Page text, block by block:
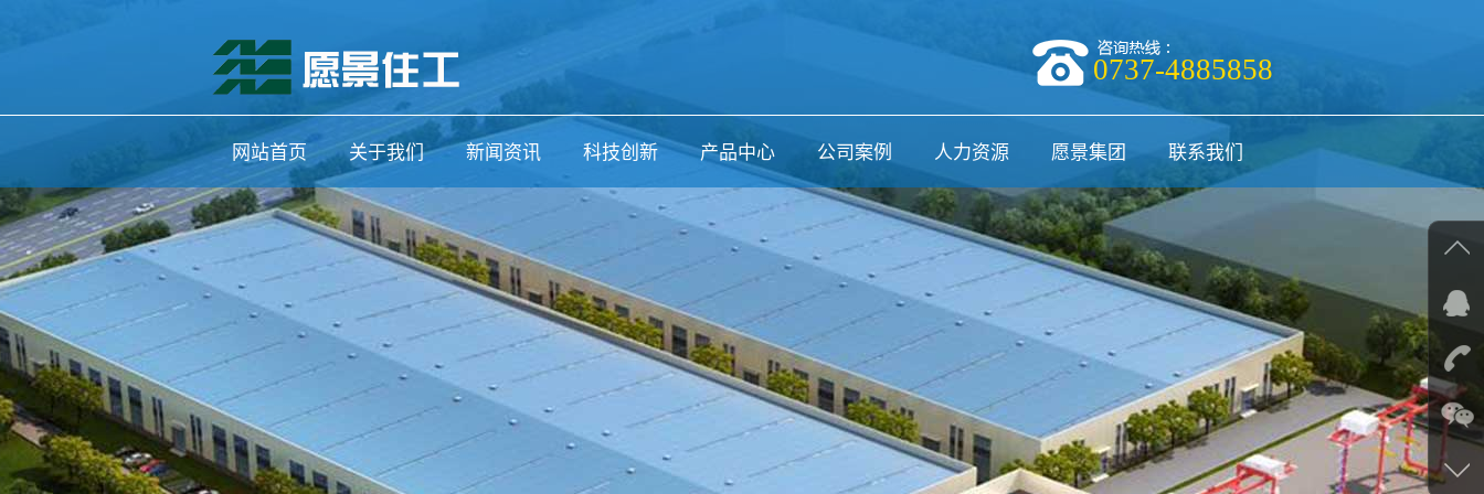
0737-4885858
网站首页 关于我们
公司简介
联系我们
新闻资讯
行业新闻
媒体报道
信息公示
科技创新 产品中心
装配式装修
预制构件
节能门窗
装饰一体化
生物质木塑
环保涂料
公司案例
公司案例
人力资源 愿景集团 联系我们